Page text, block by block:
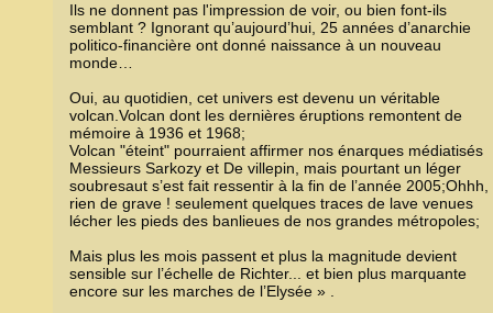
Ils ne donnent pas l'impression de voir, ou bien font-ils
semblant ? Ignorant qu’aujourd’hui, 25 années d’anarchie
politico-financière ont donné naissance à un nouveau
monde…
Oui, au quotidien, cet univers est devenu un véritable
volcan.Volcan dont les dernières éruptions remontent de
mémoire à 1936 et 1968;
Volcan "éteint" pourraient affirmer nos énarques médiatisés
Messieurs Sarkozy et De villepin, mais pourtant un léger
soubresaut s’est fait ressentir à la fin de l’année 2005;Ohhh,
rien de grave ! seulement quelques traces de lave venues
lécher les pieds des banlieues de nos grandes métropoles;
Mais plus les mois passent et plus la magnitude devient
sensible sur l’échelle de Richter... et bien plus marquante
encore sur les marches de l’Elysée » .